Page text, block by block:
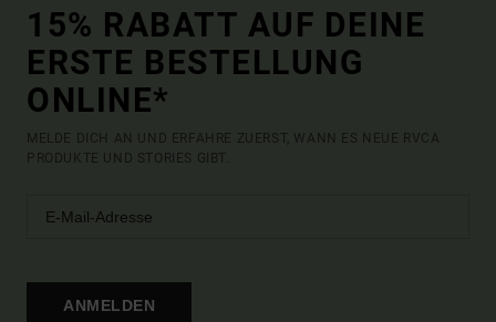
15% RABATT AUF DEINE
ERSTE BESTELLUNG
ONLINE*
MELDE DICH AN UND ERFAHRE ZUERST, WANN ES NEUE RVCA
PRODUKTE UND STORIES GIBT.
ANMELDEN